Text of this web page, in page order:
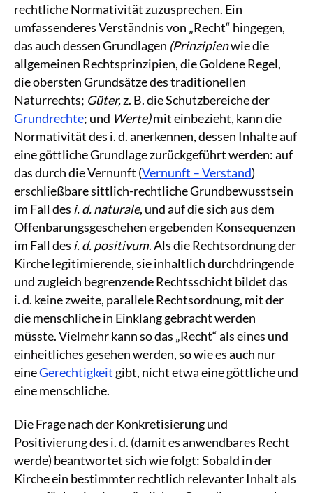
rechtliche Normativität zuzusprechen. Ein
umfassenderes Verständnis von „Recht“ hingegen,
das auch dessen Grundlagen (Prinzipienwie die
allgemeinen Rechtsprinzipien, die Goldene Regel,
die obersten Grundsätze des traditionellen
Naturrechts; Güter,z. B. die Schutzbereiche der
Grundrechte; und Werte)mit einbezieht, kann die
Normativität des i. d. anerkennen, dessen Inhalte auf
eine göttliche Grundlage zurückgeführt werden: auf
das durch die Vernunft (Vernunft – Verstand)
erschließbare sittlich-rechtliche Grundbewusstsein
im Fall des i. d. naturale, und auf die sich aus dem
Offenbarungsgeschehen ergebenden Konsequenzen
im Fall des i. d. positivum. Als die Rechtsordnung der
Kirche legitimierende, sie inhaltlich durchdringende
und zugleich begrenzende Rechtsschicht bildet das
i. d. keine zweite, parallele Rechtsordnung, mit der
die menschliche in Einklang gebracht werden
müsste. Vielmehr kann so das „Recht“ als eines und
einheitliches gesehen werden, so wie es auch nur
eineGerechtigkeit gibt, nicht etwa eine göttliche und
eine menschliche.
Die Frage nach der Konkretisierung und
Positivierung des i. d. (damit es anwendbares Recht
werde) beantwortet sich wie folgt: Sobald in der
Kirche ein bestimmter rechtlich relevanter Inhalt als